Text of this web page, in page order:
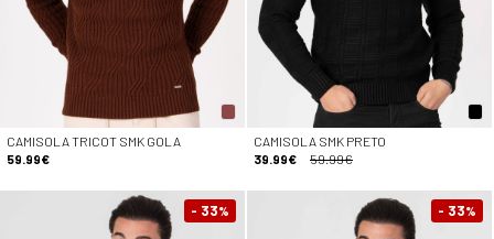
CAMISOLA TRICOT SMK GOLA
59.99€
CAMISOLA SMK PRETO
39.99€
59.99€
- 33% - 33%